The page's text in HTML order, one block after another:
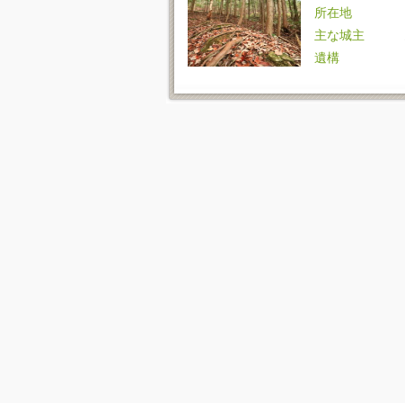
所在地
主な城主
遺構